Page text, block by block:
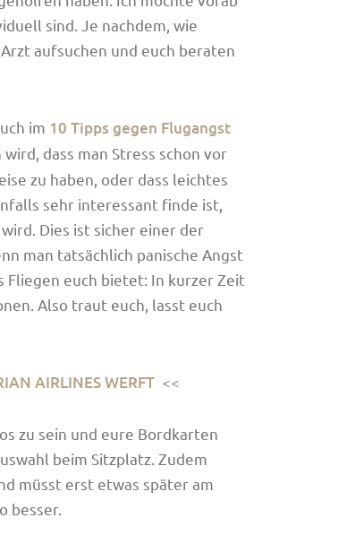
sind. Je nachdem, wie
aufsuchen und euch beraten
im 10 Tipps gegen Flugangst
dass man Stress schon vor
zu haben, oder dass leichtes
sehr interessant finde ist,
Dies ist sicher einer der
man tatsächlich panische Angst
Fliegen euch bietet: In kurzer Zeit
Also traut euch, lasst euch
AIRLINES WERFT <<
zu sein und eure Bordkarten
beim Sitzplatz. Zudem
müsst erst etwas später am
besser.